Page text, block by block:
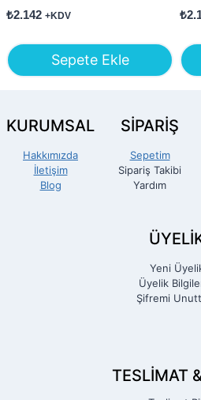
₺2.142 +KDV
Sepete Ekle
₺
KURUMSAL
Hakkımızda
İletişim
Blog
SİPARİŞ
Sepetim
Sipariş Takibi
Yardım
Yeni
Üyelik
Şifremi
TESLIMAT